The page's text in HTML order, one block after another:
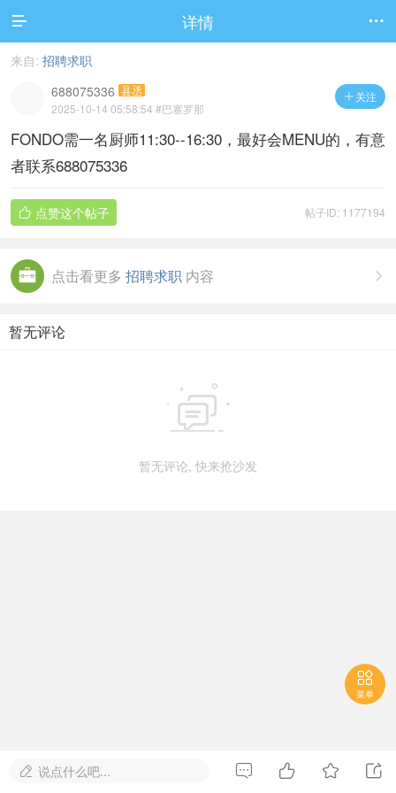
 详情 
来自: 招聘求职
 关注
688075336 县丞
2025-10-14 05:58:54 #巴塞罗那
FONDO需一名厨师11:30--16:30，最好会MENU的，有意
者联系688075336
帖子ID: 1177194
 点赞这个帖子

点击看更多 招聘求职 内容
暂无评论

暂无评论, 快来抢沙发

菜单
 说点什么吧...    